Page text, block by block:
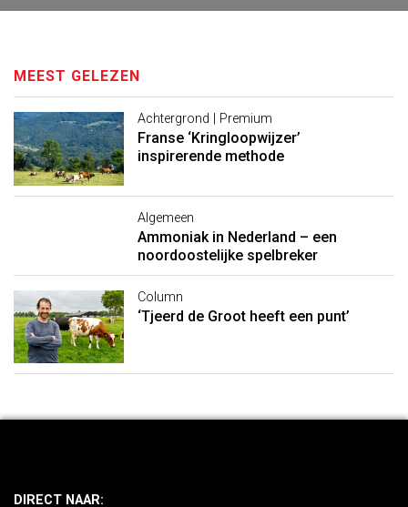
MEEST GELEZEN
Achtergrond | Premium
Franse ‘Kringloopwijzer’
inspirerende methode
Algemeen
Ammoniak in Nederland – een
noordoostelijke spelbreker
Column
‘Tjeerd de Groot heeft een punt’
DIRECT NAAR: